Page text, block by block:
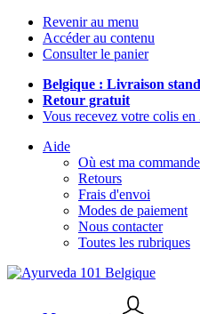
Revenir au menu
Accéder au contenu
Consulter le panier
Belgique : Livraison
Retour gratuit
Vous recevez votre colis en
Aide
Où est ma
Retours
Frais d'envoi
Modes de paiement
Nous contacter
Toutes les rubriques